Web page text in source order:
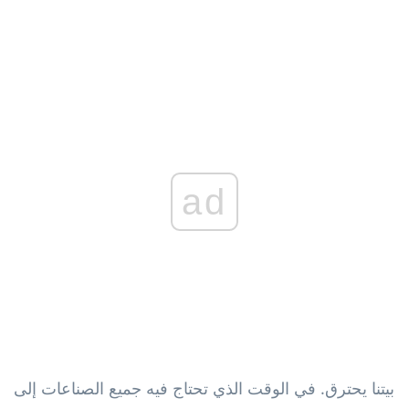
ad
بيتنا يحترق. في الوقت الذي تحتاج فيه جميع الصناعات إلى